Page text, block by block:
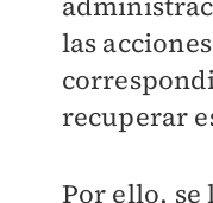
las
recuperar
Por ello, se